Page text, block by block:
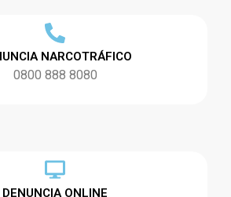
NARCOTRÁFICO
0800 888 8080
DENUNCIA ONLINE